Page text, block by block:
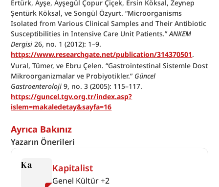
Ertürk, Ayşe, Ayşegül Çopur Çiçek, Ersin Köksal, Zeynep
Şentürk Köksal, ve Songül Özyurt. “Microorganisms
Isolated from Various Clinical Samples and Their Antibiotic
Susceptibilities in Intensive Care Unit Patients.” ANKEM
Dergisi
https://www.researchgate.net/publication/314370501.
Vural, Tümer, ve Ebru Çelen. “Gastrointestinal Sistemle Dost
Mikroorganizmalar ve Probiyotikler.” Güncel
Gastroenteroloji
https://guncel.tgv.org.tr/index.asp?
islem=makaledetay&sayfa=16
Ayrıca Bakınız
Yazarın Önerileri
Ka Kapitalist
Genel Kültür +2